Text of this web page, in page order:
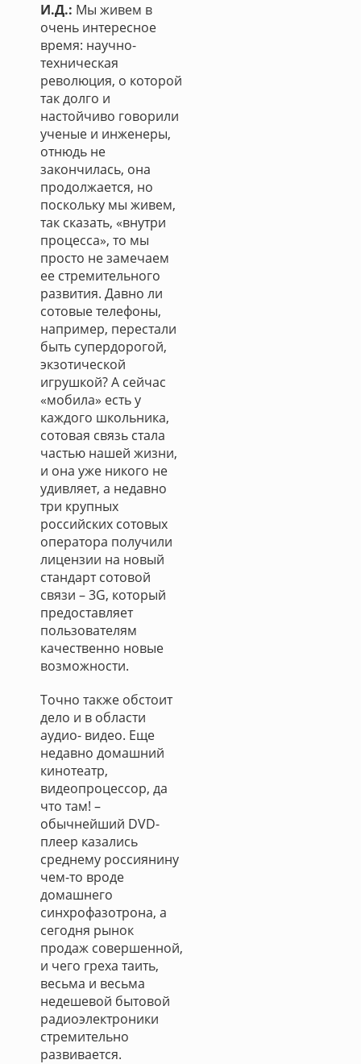
И.Д.: Мы живем в
очень интересное
время: научно-
техническая
революция, о которой
так долго и
настойчиво говорили
ученые и инженеры,
отнюдь не
закончилась, она
продолжается, но
поскольку мы живем,
так сказать, «внутри
процесса», то мы
просто не замечаем
ее стремительного
развития. Давно ли
сотовые телефоны,
например, перестали
быть супердорогой,
экзотической
игрушкой? А сейчас
«мобила» есть у
каждого школьника,
сотовая связь стала
частью нашей жизни,
и она уже никого не
удивляет, а недавно
три крупных
российских сотовых
оператора получили
лицензии на новый
стандарт сотовой
связи – 3G, который
предоставляет
пользователям
качественно новые
возможности.
Точно также обстоит
дело и в области
аудио- видео. Еще
недавно домашний
кинотеатр,
видеопроцессор, да
что там! –
обычнейший DVD-
плеер казались
среднему россиянину
чем-то вроде
домашнего
синхрофазотрона, а
сегодня рынок
продаж совершенной,
и чего греха таить,
весьма и весьма
недешевой бытовой
радиоэлектроники
стремительно
развивается.